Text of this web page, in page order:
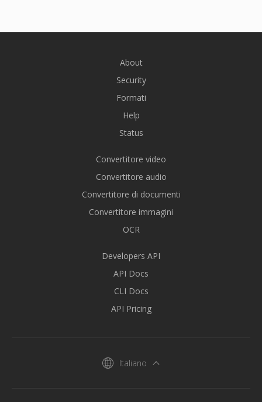
About
Security
Formati
Help
Status
Convertitore video
Convertitore audio
Convertitore di documenti
Convertitore immagini
OCR
Developers API
API Docs
CLI Docs
API Pricing
Italiano